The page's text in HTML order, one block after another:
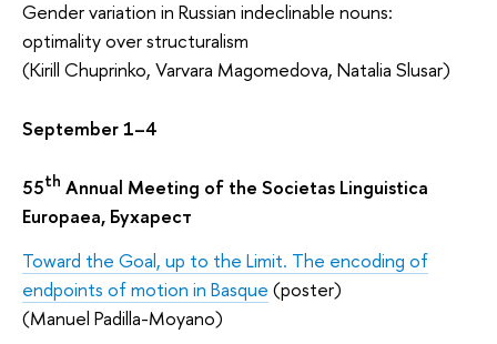
Gender variation in Russian indeclinable nouns:
optimality over structuralism
(Kirill Chuprinko, Varvara Magomedova, Natalia Slusar)
September 1–4
55th Annual Meeting of the Societas Linguistica
Europaea, Бухарест
Toward the Goal, up to the Limit. The encoding of
endpoints of motion in Basque (poster)
(Manuel Padilla-Moyano)